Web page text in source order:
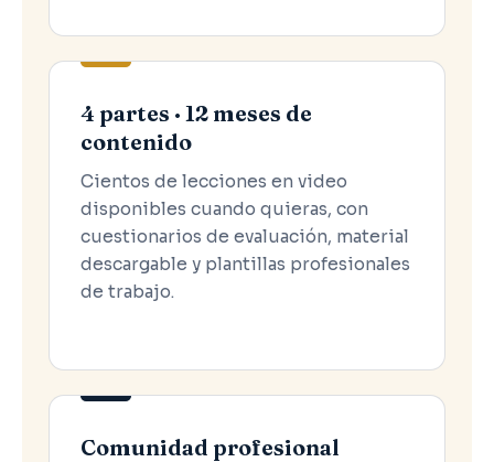
4 partes · 12 meses de
contenido
Cientos de lecciones en video
disponibles cuando quieras, con
cuestionarios de evaluación, material
descargable y plantillas profesionales
de trabajo.
Comunidad profesional